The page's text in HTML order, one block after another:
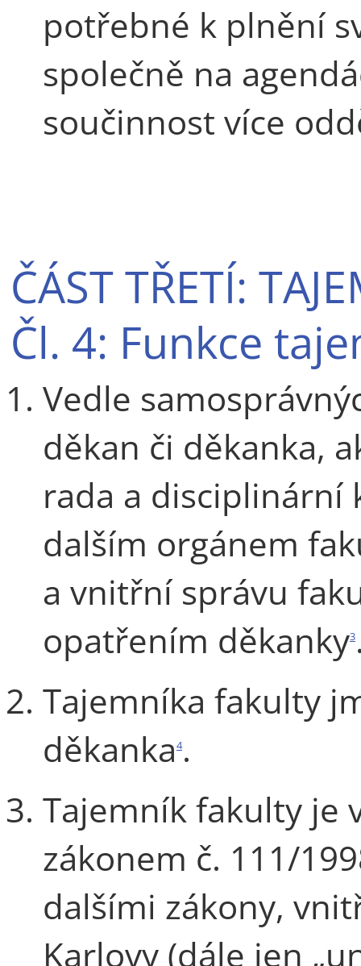
potřebné k plnění
společně na
součinnost více
ČÁST TŘETÍ:
Čl. 4: Funkce
Vedle
děkan či děkanka,
rada a disciplinární
dalším orgánem
a vnitřní správu
opatřením děkanky3
Tajemníka fakulty
děkanka4.
Tajemník fakulty je
zákonem č. 111/
dalšími zákony,
Karlovy (dále jen